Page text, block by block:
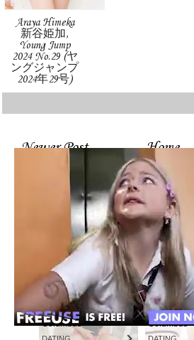
Araya Himeka
新谷姫加,
Young Jump
2024 No.29 (ヤ
ングジャンプ
2024年29号)
Newer Post Home
Columbus Columbus